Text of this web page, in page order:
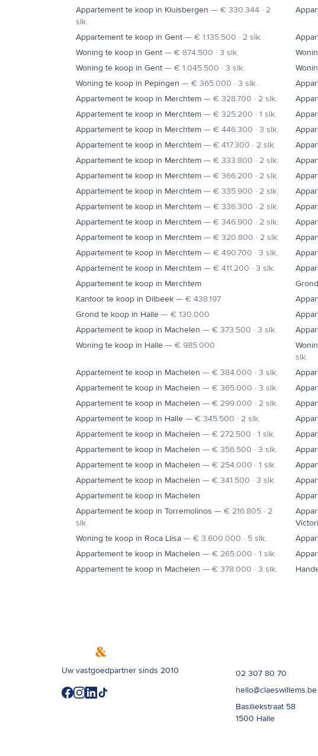
Appartement te koop in Kluisbergen — € 330.344 · 2
slk.
Appartement te koop in Gent — € 1.135.500 · 2 slk.
Woning te koop in Gent — € 874.500 · 3 slk.
Woning te koop in Gent — € 1.045.500 · 3 slk.
Woning te koop in Pepingen — € 365.000 · 3 slk.
Appartement te koop in Merchtem — € 328.700 · 2 slk.
Appartement te koop in Merchtem — € 325.200 · 1 slk.
Appartement te koop in Merchtem — € 446.300 · 3 slk.
Appartement te koop in Merchtem — € 417.300 · 2 slk.
Appartement te koop in Merchtem — € 333.800 · 2 slk.
Appartement te koop in Merchtem — € 366.200 · 2 slk.
Appartement te koop in Merchtem — € 335.900 · 2 slk.
Appartement te koop in Merchtem — € 336.300 · 2 slk.
Appartement te koop in Merchtem — € 346.900 · 2 slk.
Appartement te koop in Merchtem — € 320.800 · 2 slk.
Appartement te koop in Merchtem — € 490.700 · 3 slk.
Appartement te koop in Merchtem — € 411.200 · 3 slk.
Appartement te koop in Merchtem
Kantoor te koop in Dilbeek — € 438.197
Grond te koop in Halle — € 130.000
Appartement te koop in Machelen — € 373.500 · 3 slk.
Woning te koop in Halle — € 985.000
slk.
Appartement te koop in Machelen — € 384.000 · 3 slk.
Appartement te koop in Machelen — € 365.000 · 3 slk.
Appartement te koop in Machelen — € 299.000 · 2 slk.
Appartement te koop in Halle — € 345.500 · 2 slk.
Appartement te koop in Machelen — € 272.500 · 1 slk.
Appartement te koop in Machelen — € 356.500 · 3 slk.
Appartement te koop in Machelen — € 254.000 · 1 slk.
Appartement te koop in Machelen — € 341.500 · 3 slk.
Appartement te koop in Machelen
Appartement te koop in Torremolinos — € 216.805 · 2
slk.
Woning te koop in Roca Llisa — € 3.600.000 · 5 slk.
Appartement te koop in Machelen — € 265.000 · 1 slk.
Appartement te koop in Machelen — € 378.000 · 3 slk.
Uw vastgoedpartner sinds 2010
02 307 80 70
hello@claeswillems.be
Basiliekstraat 58
1500 Halle